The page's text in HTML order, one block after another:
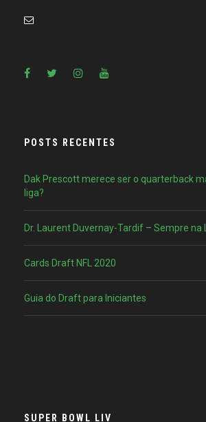
POSTS RECENTES
Dak Prescott merece ser o quarterback
liga?
Dr. Laurent Duvernay-Tardif – Sempre na
Cards Draft NFL 2020
Guia do Draft para Iniciantes
SUPER BOWL LIV